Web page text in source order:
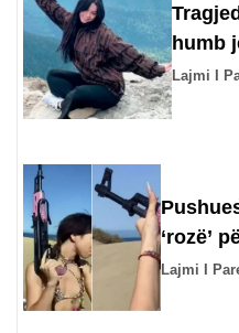
humb
ariu, i
Lajmi I
‘rozë’
Lajmi I